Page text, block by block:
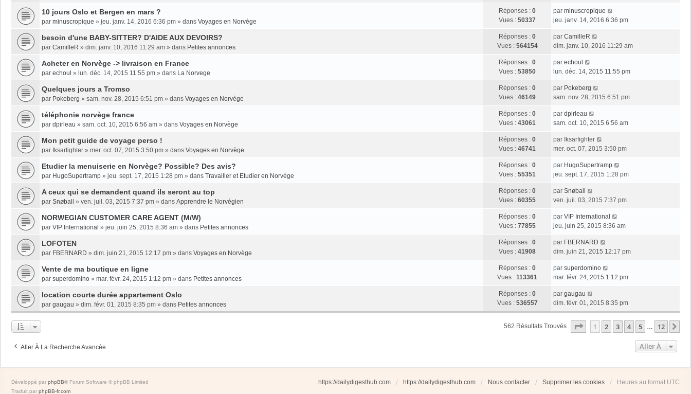
10 jours Oslo et Bergen en mars ?
par minuscropique » jeu. janv. 14, 2016 6:36 pm » dans Voyages en Norvège
Réponses : 0
Vues : 50337
par minuscropique
jeu. janv. 14, 2016 6:36 pm
besoin d'une BABY-SITTER? D'AIDE AUX DEVOIRS?
par CamilleR » dim. janv. 10, 2016 11:29 am » dans Petites annonces
Réponses : 0
Vues : 564154
par CamilleR
dim. janv. 10, 2016 11:29 am
Acheter en Norvège -> livraison en France
par echoul » lun. déc. 14, 2015 11:55 pm » dans La Norvege
Réponses : 0
Vues : 53850
par echoul
lun. déc. 14, 2015 11:55 pm
Quelques jours a Tromso
par Pokeberg » sam. nov. 28, 2015 6:51 pm » dans Voyages en Norvège
Réponses : 0
Vues : 46149
par Pokeberg
sam. nov. 28, 2015 6:51 pm
téléphonie norvège france
par dpirleau » sam. oct. 10, 2015 6:56 am » dans Voyages en Norvège
Réponses : 0
Vues : 43061
par dpirleau
sam. oct. 10, 2015 6:56 am
Mon petit guide de voyage perso !
par Iksarfighter » mer. oct. 07, 2015 3:50 pm » dans Voyages en Norvège
Réponses : 0
Vues : 46741
par Iksarfighter
mer. oct. 07, 2015 3:50 pm
Etudier la menuiserie en Norvège? Possible? Des avis?
par HugoSupertramp » jeu. sept. 17, 2015 1:28 pm » dans Travailler et Etudier en Norvège
Réponses : 0
Vues : 55351
par HugoSupertramp
jeu. sept. 17, 2015 1:28 pm
A ceux qui se demandent quand ils seront au top
par Snøball » ven. juil. 03, 2015 7:37 pm » dans Apprendre le Norvégien
Réponses : 0
Vues : 60355
par Snøball
ven. juil. 03, 2015 7:37 pm
NORWEGIAN CUSTOMER CARE AGENT (M/W)
par VIP International » jeu. juin 25, 2015 8:36 am » dans Petites annonces
Réponses : 0
Vues : 77855
par VIP International
jeu. juin 25, 2015 8:36 am
LOFOTEN
par FBERNARD » dim. juin 21, 2015 12:17 pm » dans Voyages en Norvège
Réponses : 0
Vues : 41908
par FBERNARD
dim. juin 21, 2015 12:17 pm
Vente de ma boutique en ligne
par superdomino » mar. févr. 24, 2015 1:12 pm » dans Petites annonces
Réponses : 0
Vues : 113361
par superdomino
mar. févr. 24, 2015 1:12 pm
location courte durée appartement Oslo
par gaugau » dim. févr. 01, 2015 8:35 pm » dans Petites annonces
Réponses : 0
Vues : 536557
par gaugau
dim. févr. 01, 2015 8:35 pm
562 Résultats Trouvés Page Sur12
1 2 3 4 5 … 12
Aller À La Recherche Avancée Aller À
https://dailydigesthub.com https://dailydigesthub.com Nous contacter Supprimer les cookies Heures au format UTC
Développé par phpBB® Forum Software © phpBB Limited
Traduit par phpBB-fr.com